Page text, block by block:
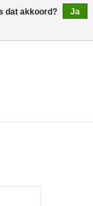
0 Artikelen - €0,00
dat akkoord?
Ja